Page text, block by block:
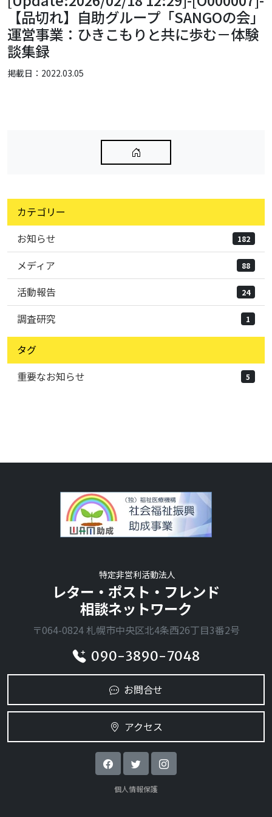
【品切れ】自助グループ「SANGOの会」
運営事業：ひきこもりと共に歩む－体験
談集録
掲載日：2022.03.05
カテゴリー
お知らせ
182
メディア 88
活動報告 24
調査研究 1
タグ
重要なお知らせ
5
特定非営利活動法人
レター・ポスト・フレンド
相談ネットワーク
〒064-0824 札幌市中央区北4条西26丁目3番2号
090-3890-7048
お問合せ
アクセス
個人情報保護